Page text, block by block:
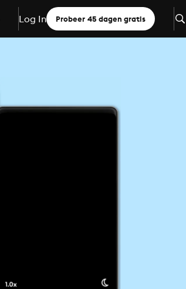
Log In Probeer 45 dagen gratis